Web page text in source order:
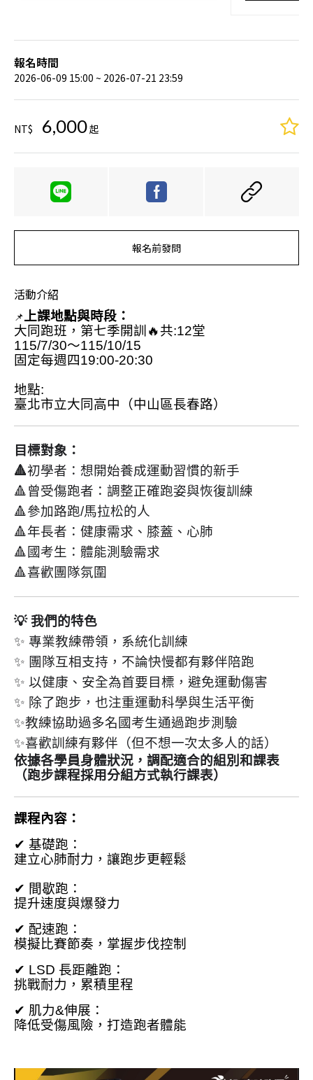
報名時間
2026-06-09 15:00 ~ 2026-07-21 23:59
NT$ 6,000起
報名前發問
活動介紹
📌上課地點與時段：
大同跑班，第七季開訓🔥共:12堂
115/7/30～115/10/15
固定每週四19:00-20:30
地點:
臺北市立大同高中（中山區長春路）
目標對象：
🔺初學者：想開始養成運動習慣的新手
🔺曾受傷跑者：調整正確跑姿與恢復訓練
🔺參加路跑/馬拉松的人
🔺年長者：健康需求、膝蓋、心肺
🔺國考生：體能測驗需求
🔺喜歡團隊氛圍
💡 我們的特色
✨ 專業教練帶領，系統化訓練
✨ 團隊互相支持，不論快慢都有夥伴陪跑
✨ 以健康、安全為首要目標，避免運動傷害
✨ 除了跑步，也注重運動科學與生活平衡
✨教練協助過多名國考生通過跑步測驗
✨喜歡訓練有夥伴（但不想一次太多人的話）
依據各學員身體狀況，調配適合的組別和課表
（跑步課程採用分組方式執行課表）
課程內容：
✔ 基礎跑：
建立心肺耐力，讓跑步更輕鬆
✔ 間歇跑：
提升速度與爆發力
✔ 配速跑：
模擬比賽節奏，掌握步伐控制
✔ LSD 長距離跑：
挑戰耐力，累積里程
✔ 肌力&伸展：
降低受傷風險，打造跑者體能